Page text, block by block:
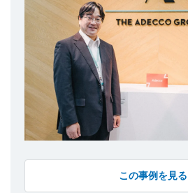
この事例を見る